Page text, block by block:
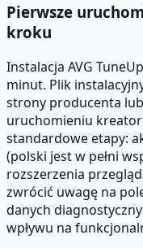
Pierwsze
kroku
Instalacja AVG
minut. Plik
strony producenta
uruchomieniu
standardowe etapy:
(polski jest w pełni
rozszerzenia
zwrócić uwagę na
danych
wpływu na